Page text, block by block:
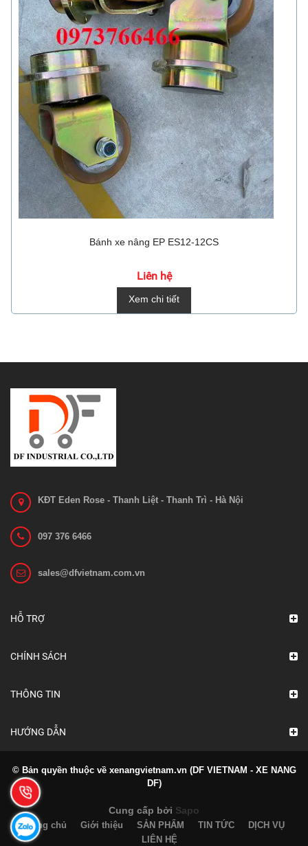
Bánh xe nâng EP ES12-12CS
Liên hệ
Xem chi tiết
KĐT Eden Rose - Thanh Liệt - Thanh Trì - Hà Nội
097 376 6466
sales@dfvietnam.com.vn
HỖ TRỢ
CHÍNH SÁCH
THÔNG TIN
HƯỚNG DẪN
© Bản quyền thuộc về xenangvietnam.vn (DF VIETNAM - XE NANG
DF)
Cung cấp bởi Sapo
Trang chủ Giới thiệu SẢN PHẨM TIN TỨC
DỊCH VỤ
LIÊN HỆ